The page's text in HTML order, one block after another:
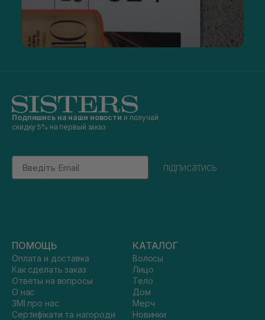
Подпишись на наши новости и получай
скидку 5% на первый заказ
Email
підписатись
ПОМОЩЬ
Оплата и доставка
Как сделать заказ
Ответы на вопросы
О нас
ЗМІ про нас
Сертифікати та нагороди
КАТАЛОГ
Волосы
Лицо
Тело
Дом
Мерч
Новинки